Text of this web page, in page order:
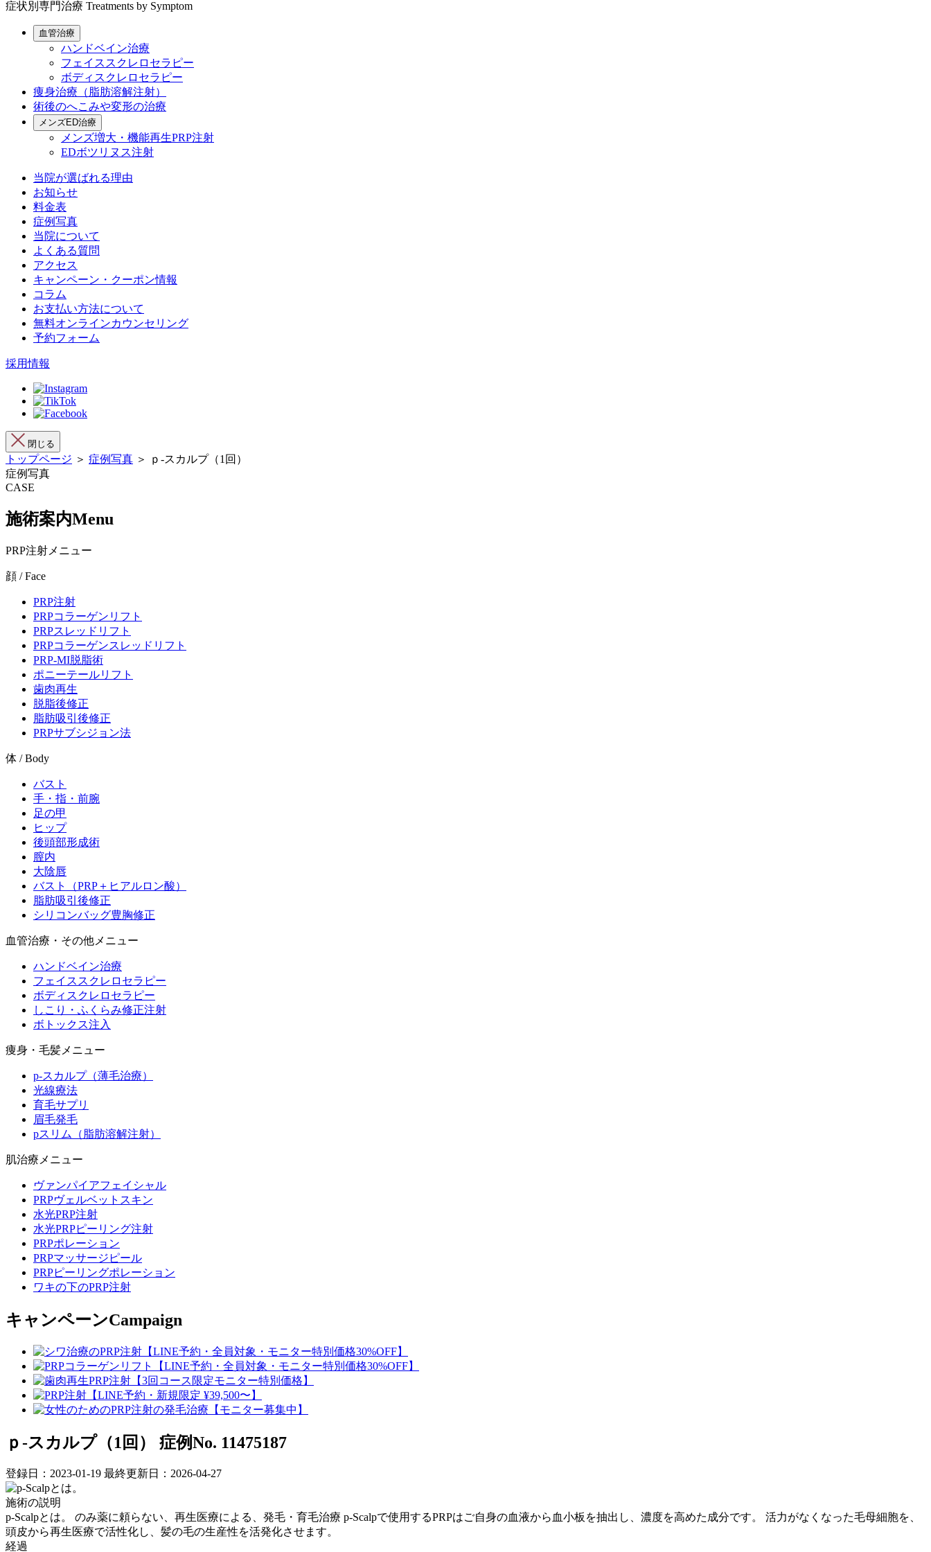
症状別専門治療 Treatments by Symptom
血管治療
ハンドベイン治療
フェイススクレロセラピー
ボディスクレロセラピー
痩身治療（脂肪溶解注射）
術後のへこみや変形の治療
メンズED治療
メンズ増大・機能再生PRP注射
EDボツリヌス注射
当院が選ばれる理由
お知らせ
料金表
症例写真
当院について
よくある質問
アクセス
キャンペーン・クーポン情報
コラム
お支払い方法について
無料オンラインカウンセリング
予約フォーム
採用情報
閉じる
トップページ ＞ 症例写真 ＞ ｐ-スカルプ（1回）
症例写真
CASE
施術案内Menu
PRP注射メニュー
顔 / Face
PRP注射
PRPコラーゲンリフト
PRPスレッドリフト
PRPコラーゲンスレッドリフト
PRP-MI脱脂術
ポニーテールリフト
歯肉再生
脱脂後修正
脂肪吸引後修正
PRPサブシジョン法
体 / Body
バスト
手・指・前腕
足の甲
ヒップ
後頭部形成術
膣内
大陰唇
バスト（PRP＋ヒアルロン酸）
脂肪吸引後修正
シリコンバッグ豊胸修正
血管治療・その他メニュー
ハンドベイン治療
フェイススクレロセラピー
ボディスクレロセラピー
しこり・ふくらみ修正注射
ボトックス注入
痩身・毛髪メニュー
p-スカルプ（薄毛治療）
光線療法
育毛サプリ
眉毛発毛
pスリム（脂肪溶解注射）
肌治療メニュー
ヴァンパイアフェイシャル
PRPヴェルベットスキン
水光PRP注射
水光PRPピーリング注射
PRPポレーション
PRPマッサージピール
PRPピーリングポレーション
ワキの下のPRP注射
キャンペーンCampaign
ｐ-スカルプ（1回） 症例No. 11475187
登録日：2023-01-19 最終更新日：2026-04-27
施術の説明
p-Scalpとは。 のみ薬に頼らない、再生医療による、発毛・育毛治療 p-Scalpで使用するPRPはご自身の血液から血小板を抽出し、濃度を高めた成分です。 活力がなくなった毛母細胞を、
頭皮から再生医療で活性化し、髪の毛の生産性を活発化させます。
経過